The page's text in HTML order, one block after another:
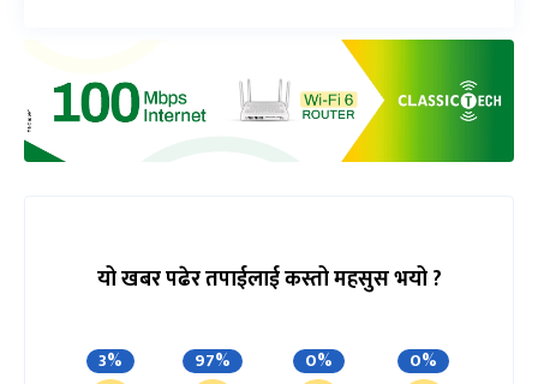
यो खबर पढेर तपाईलाई कस्तो महसुस भयो ?
3% 97% 0% 0%